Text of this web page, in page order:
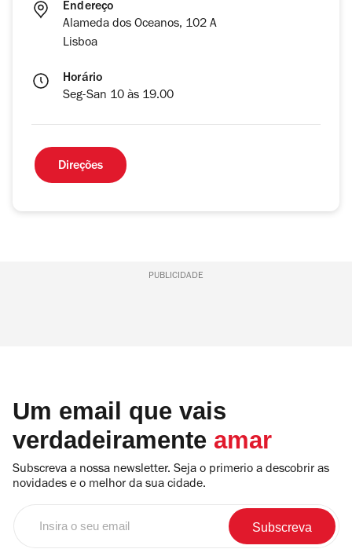
Endereço
Alameda dos Oceanos, 102 A
Lisboa
Horário
Seg-San 10 às 19.00
Direções
PUBLICIDADE
Um email que vais
verdadeiramente amar
Subscreva a nossa newsletter. Seja o primerio a descobrir as
novidades e o melhor da sua cidade.